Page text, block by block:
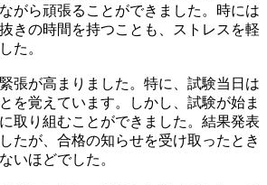
がら頑張ることができました。時には
きの時間を持つことも、ストレスを軽
た。
張が高まりました。特に、試験当日は
を覚えています。しかし、試験が始ま
取り組むことができました。結果発表
たが、合格の知らせを受け取ったとき
いほどでした。